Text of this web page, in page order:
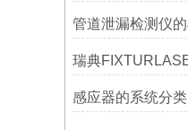
感应器的系统分类